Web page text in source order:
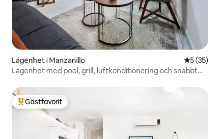
Lägenhet i Manzanillo 5 av 5 i
5 (35)
Lägenhet med pool, grill, luftkonditionering och snabbt
Populär gästfavorit
Gästfavorit